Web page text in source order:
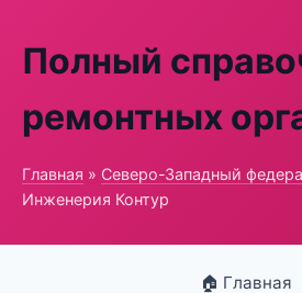
Полный
ремонтных
Главная » Северо-Западный
Инженерия Контур
🏠 Главная